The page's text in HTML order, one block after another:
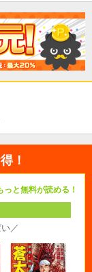
！
っと無料が読める！
／